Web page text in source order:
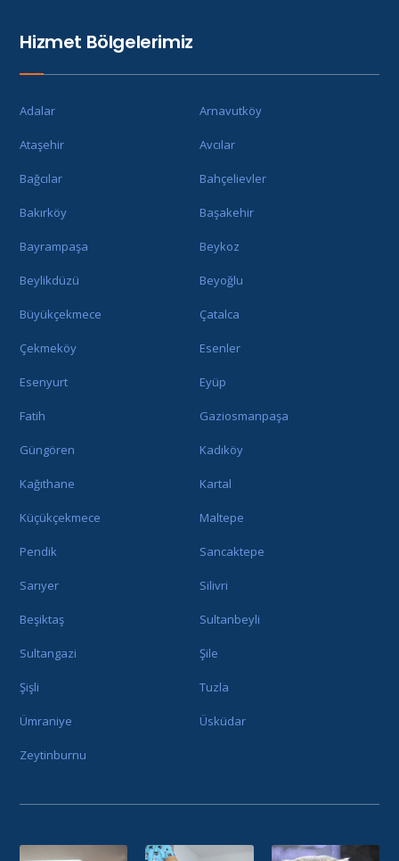
Hizmet Bölgelerimiz
Adalar Arnavutköy
Ataşehir Avcılar
Bağcılar Bahçelievler
Bakırköy Başakehir
Bayrampaşa Beykoz
Beylikdüzü Beyoğlu
Büyükçekmece Çatalca
Çekmeköy Esenler
Esenyurt Eyüp
Fatih Gaziosmanpaşa
Güngören Kadıköy
Kağıthane Kartal
Küçükçekmece Maltepe
Pendik Sancaktepe
Sarıyer Silivri
Beşiktaş Sultanbeyli
Sultangazi Şile
Şişli Tuzla
Ümraniye Üsküdar
Zeytinburnu